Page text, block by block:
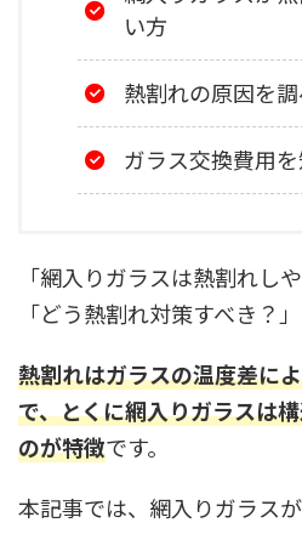
い方
熱割れの原因を
ガラス交換費用
「網入りガラスは熱割れし
「どう熱割れ対策すべき？」
熱割れはガラスの温度差に
で、とくに網入りガラスは
のが特徴です。
本記事では、網入りガラス